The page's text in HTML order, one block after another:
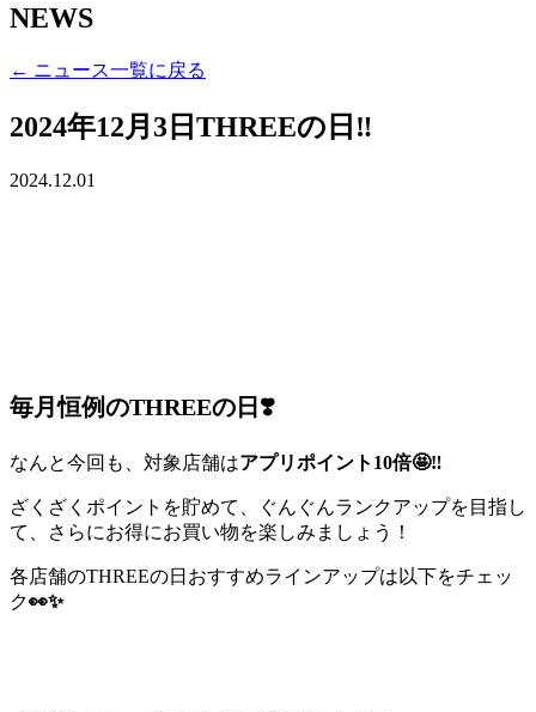
NEWS
← ニュース一覧に戻る
2024年12月3日THREEの日‼
2024.12.01
毎月恒例のTHREEの日❣️
なんと今回も、対象店舗はアプリポイント10倍🤩‼️
ざくざくポイントを貯めて、ぐんぐんランクアップを目指し
て、さらにお得にお買い物を楽しみましょう！
各店舗のTHREEの日おすすめラインアップは以下をチェッ
ク👀✨